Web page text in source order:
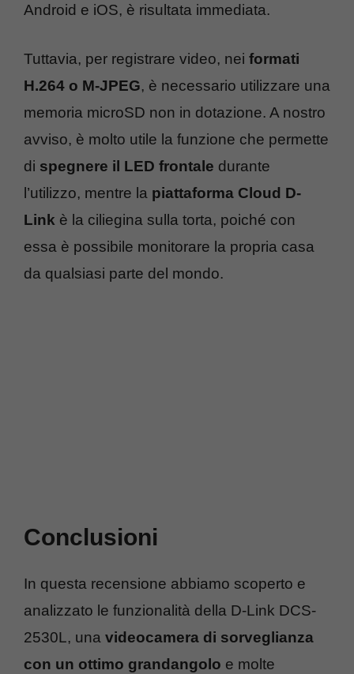
Android e iOS, è risultata immediata.
Tuttavia, per registrare video, nei formati
H.264 o M-JPEG, è necessario utilizzare una
memoria microSD non in dotazione. A nostro
avviso, è molto utile la funzione che permette
di spegnere il LED frontale durante
l’utilizzo, mentre la piattaforma Cloud D-
Link è la ciliegina sulla torta, poiché con
essa è possibile monitorare la propria casa
da qualsiasi parte del mondo.
Conclusioni
In questa recensione abbiamo scoperto e
analizzato le funzionalità della D-Link DCS-
2530L, una videocamera di sorveglianza
con un ottimo grandangolo e molte